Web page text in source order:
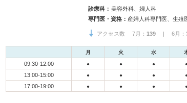
診療科： 美容外科、婦人科
専門医・資格： 産婦人科専門医、生殖
アクセス数 7月： 139 | 6月：
月 火 水
09:30-12:00 ● ● ● ●
13:00-15:00 ● ● ● ●
17:00-19:00 ● ● ● ●